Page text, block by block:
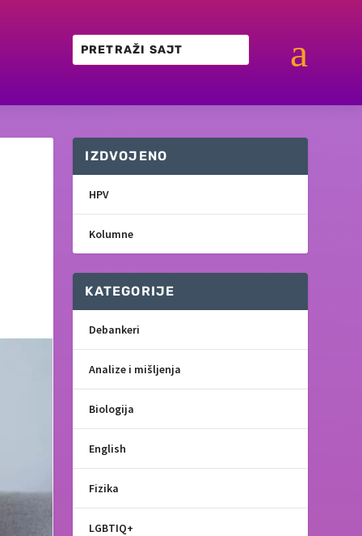
a
IZDVOJENO
HPV
Kolumne
KATEGORIJE
Debankeri
Analize i mišljenja
Biologija
English
Fizika
LGBTIQ+